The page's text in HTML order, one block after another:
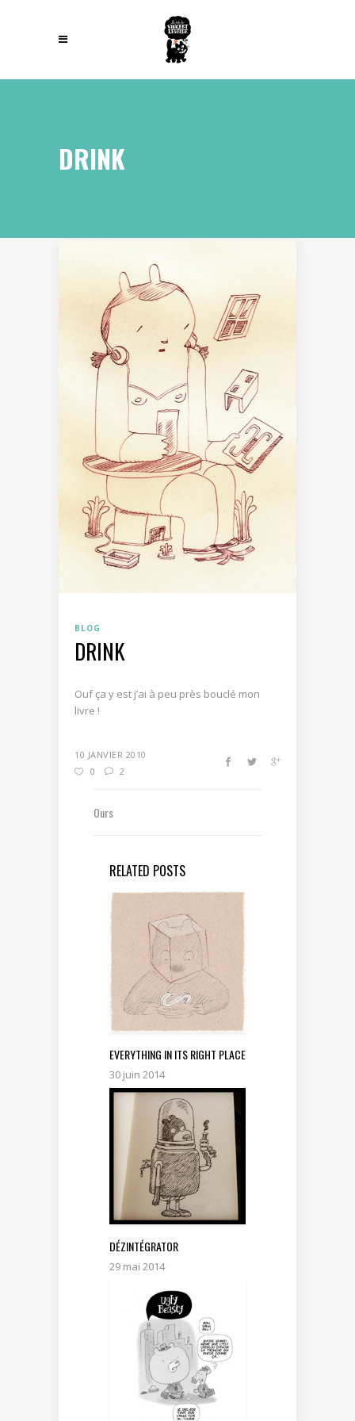
DRINK
BLOG
DRINK
Ouf ça y est j’ai à peu près bouclé mon
livre !
10 JANVIER 2010
0
2
Ours
RELATED POSTS
EVERYTHING IN ITS RIGHT PLACE
30 juin 2014
DÉZINTÉGRATOR
29 mai 2014